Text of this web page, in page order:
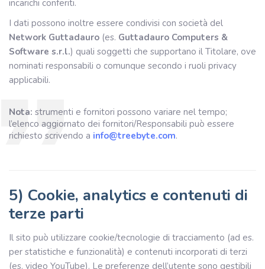
incarichi conferiti.
I dati possono inoltre essere condivisi con società del
Network Guttadauro (es. Guttadauro Computers &
Software s.r.l.) quali soggetti che supportano il Titolare, ove
nominati responsabili o comunque secondo i ruoli privacy
applicabili.
Nota: strumenti e fornitori possono variare nel tempo;
l’elenco aggiornato dei fornitori/Responsabili può essere
richiesto scrivendo a info@treebyte.com.
5) Cookie, analytics e contenuti di
terze parti
Il sito può utilizzare cookie/tecnologie di tracciamento (ad es.
per statistiche e funzionalità) e contenuti incorporati di terzi
(es. video YouTube). Le preferenze dell’utente sono gestibili